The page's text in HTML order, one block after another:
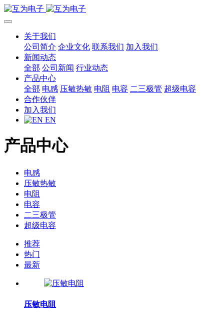
关于我们
公司简介 企业文化 联系我们 加入我们
新闻动态
全部 公司新闻 行业动态
产品中心
全部 电感 压敏热敏 电阻 电容 二三极管 超级电容
合作伙伴
加入我们
EN
产品中心
电感
压敏热敏
电阻
电容
二三极管
超级电容
推荐
热门
最新
压敏电阻